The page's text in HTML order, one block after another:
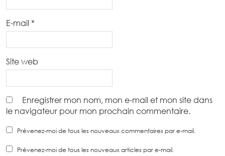
E-mail *
Site web
Enregistrer mon nom, mon e-mail et mon site dans
le navigateur pour mon prochain commentaire.
Prévenez-moi de tous les nouveaux commentaires par e-mail.
Prévenez-moi de tous les nouveaux articles par e-mail.